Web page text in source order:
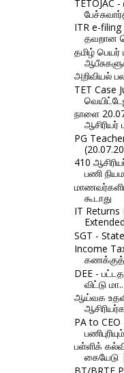
TETOJAC
ITR e-filing
தவறான
தமிழ்
அறிவியல்
TET Case
நாளை
ஆசிரியர்
PG
410
பணி
கூடாது
IT Returns
SGT -
Income
DEE -
விட்டு மா...
ஆய்வக
PA to
பள்ளிக்
கையேடு
BT/BRTE